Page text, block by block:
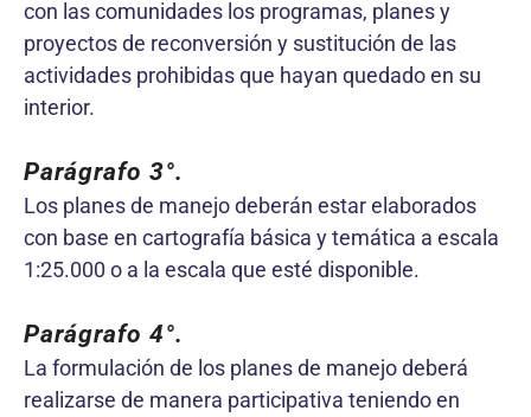
con las comunidades los programas, planes y
proyectos de reconversión y sustitución de las
actividades prohibidas que hayan quedado en su
interior.
Parágrafo 3°.
Los planes de manejo deberán estar elaborados
con base en cartografía básica y temática a escala
1:25.000 o a la escala que esté disponible.
Parágrafo 4°.
La formulación de los planes de manejo deberá
realizarse de manera participativa teniendo en